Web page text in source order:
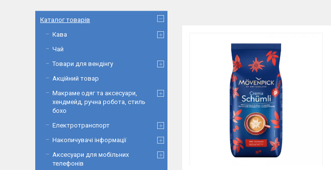
Каталог товарів
Кава
Чай
Товари для вендінгу
Акційний товар
Макраме одяг та аксесуари,
хендмейд, ручна робота, стиль
бохо
Електротранспорт
Накопичувачі інформації
Аксесуари для мобільних
телефонів